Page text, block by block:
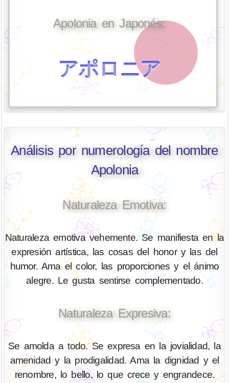
Apolonia en Japonés:
アポロニア
Análisis por numerología del nombre
Apolonia
Naturaleza Emotiva:
Naturaleza emotiva vehemente. Se manifiesta en la
expresión artística, las cosas del honor y las del
humor. Ama el color, las proporciones y el ánimo
alegre. Le gusta sentirse complementado.
Naturaleza Expresiva:
Se amolda a todo. Se expresa en la jovialidad, la
amenidad y la prodigalidad. Ama la dignidad y el
renombre, lo bello, lo que crece y engrandece.